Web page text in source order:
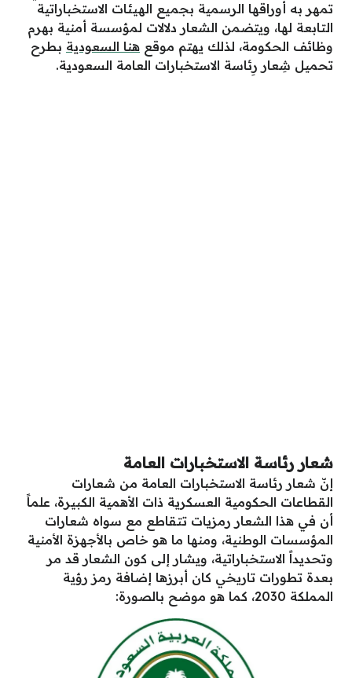
تمهر به أوراقها الرسمية بجميع الهيئات الاستخباراتية
التابعة لها، ويتضمن الشعار دلالات لمؤسسة أمنية بهرم
وظائف الحكومة، لذلك يهتم موقع هنا السعودية بطرح
تحميل شِعار رِئاسة الاستخبارات العامة السعودية.
شعار رئاسة الاستخبارات العامة
إنّ شعار رئاسة الاستخبارات العامة من شعارات
القطاعات الحكومية العسكرية ذات الأهمية الكبيرة، علماً
أن في هذا الشعار رمزيات تتقاطع مع سواه شعارات
المؤسسات الوطنية، ومنها ما هو خاص بالأجهزة الأمنية
وتحديداً الاستخباراتية، ويشار إلى كون الشعار قد مر
بعدة تطورات تاريخي كان أبرزها إضافة رمز رؤية
المملكة 2030، كما هو موضح بالصورة: